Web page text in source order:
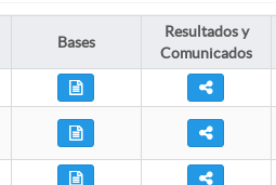
Bases
Resultados y
Comunicados